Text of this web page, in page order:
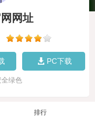
网址
PC下载
绿色
排行